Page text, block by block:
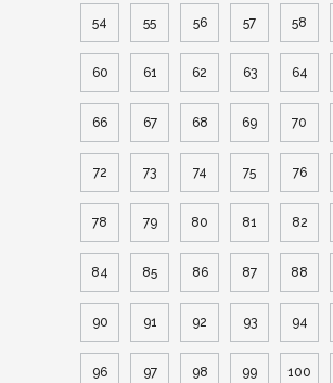
54 55 56 57 58
60 61 62 63 64
66 67 68 69 70
72 73 74 75 76
78 79 80 81 82
84 85 86 87 88
90 91 92 93 94
96 97 98 99 100